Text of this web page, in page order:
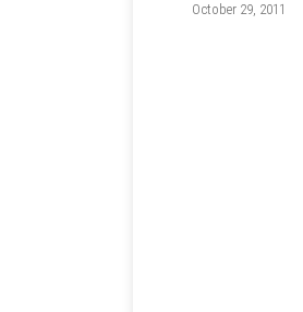
October 29, 2011